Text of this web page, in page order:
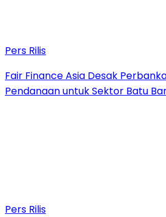
Pers Rilis
Fair Finance Asia Desak
Pendanaan untuk Sektor Batu
Pers Rilis